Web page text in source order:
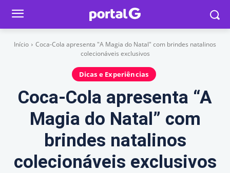
Início
Coca-Cola apresenta "A Magia do Natal" com brindes natalinos
colecionáveis exclusivos
Dicas e Experiências
Coca-Cola apresenta “A
Magia do Natal” com
brindes natalinos
colecionáveis exclusivos